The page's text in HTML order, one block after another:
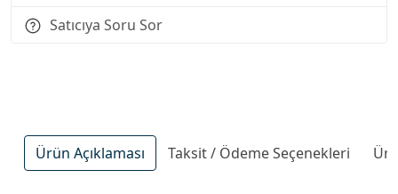
Satıcıya Soru Sor
Ürün Açıklaması Taksit / Ödeme Seçenekleri